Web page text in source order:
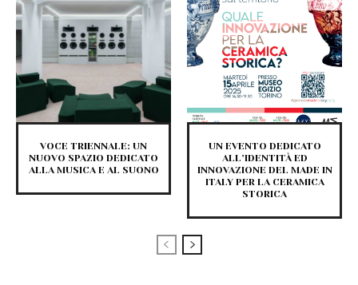
VOCE TRIENNALE: UN
NUOVO SPAZIO DEDICATO
ALLA MUSICA E AL SUONO
UN EVENTO DEDICATO
ALL’IDENTITÀ ED
INNOVAZIONE DEL MADE IN
ITALY PER LA CERAMICA
STORICA